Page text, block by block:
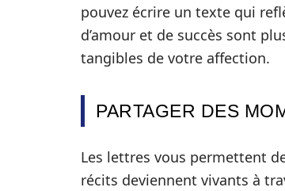
pouvez écrire un texte qui
d’amour et de succès sont
tangibles de votre affection.
PARTAGER DES
Les lettres vous permettent
récits deviennent vivants à